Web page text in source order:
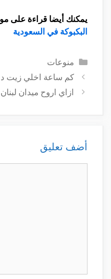
يمكنك أيضا قراءة على
البكبوكة في السعودية
التصنيفات
منوعات
كم ساعة اخلي زيت
ازاي اروح ميدان
أضف تعليق